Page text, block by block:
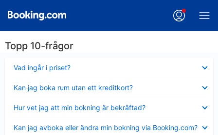
Topp 10-frågor
Vad ingår i priset?
mindre
Kan jag boka rum utan ett kreditkort?
mindre
Hur vet jag att min bokning är bekräftad?
mindre
Kan jag avboka eller ändra min bokning via Booking.com?
mindre